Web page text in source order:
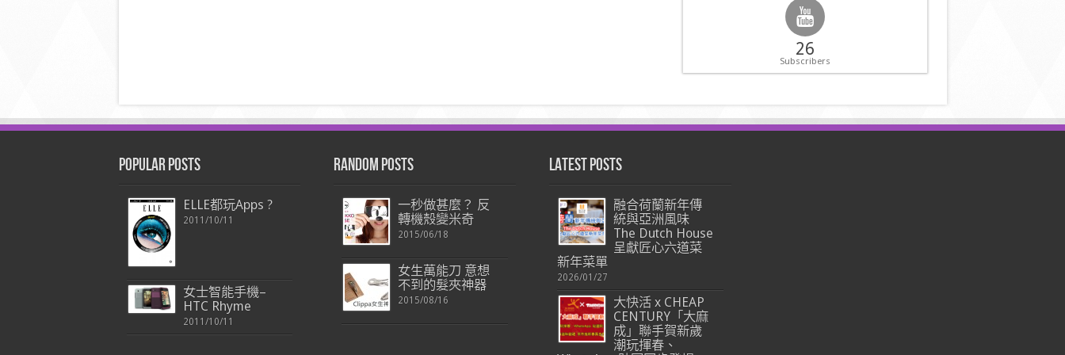
26
Subscribers
Popular Posts
ELLE都玩Apps ?
2011/10/11
女士智能手機–
HTC Rhyme
2011/10/11
Random Posts
一秒做甚麼？ 反
轉機殼變米奇
2015/06/18
女生萬能刀 意想
不到的髮夾神器
2015/08/16
Latest Posts
融合荷蘭新年傳
統與亞洲風味
The Dutch House
呈獻匠心六道菜
新年菜單
2026/01/27
大快活 x CHEAP
CENTURY「大麻
成」聯手賀新歲
潮玩揮春、